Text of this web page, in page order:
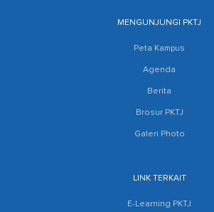
MENGUNJUNGI PKTJ
Peta Kampus
Agenda
Berita
Brosur PKTJ
Galeri Photo
LINK TERKAIT
E-Learning PKTJ